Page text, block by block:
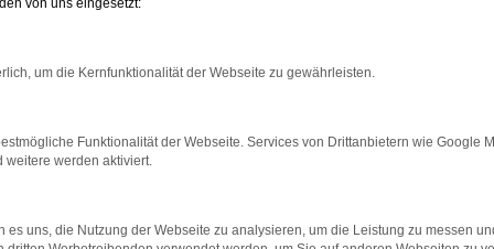
das Laden bestimmter Seiten verhindern. Funktioniert
zu beheben.
auf dem neuesten Stand sind.
sondern kann auch dazu führen, dass bestimmte
von uns eingesetzt:
um die Kernfunktionalität der Webseite zu gewährleisten.
Funktionalität der Webseite. Services von Drittanbietern wie Google
weitere werden aktiviert.
es uns, die Nutzung der Webseite zu analysieren, um die Leistung zu messen